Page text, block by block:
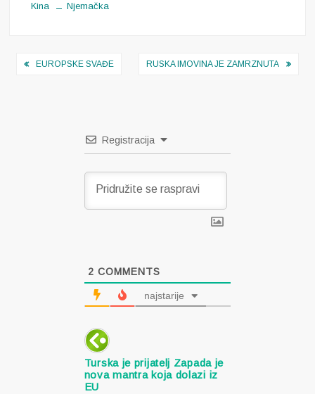
Kina Njemačka
Navigacija
EUROPSKE SVAĐE RUSKA IMOVINA JE ZAMRZNUTA
Registracija
2 COMMENTS
najstarije
Turska je prijatelj Zapada je
nova mantra koja dolazi iz
EU